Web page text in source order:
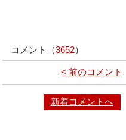
コメント（3652）
< 前のコメント
新着コメントへ